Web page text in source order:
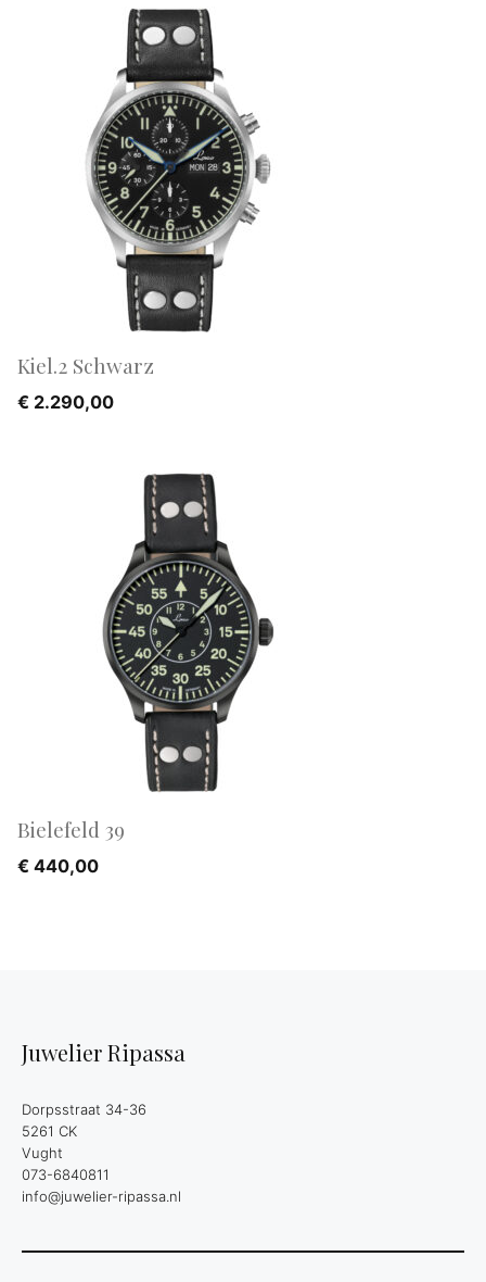
Kiel.2 Schwarz
€ 2.290,00
Bielefeld 39
€ 440,00
Juwelier Ripassa
Dorpsstraat 34-36
5261 CK
Vught
073-6840811
info@juwelier-ripassa.nl